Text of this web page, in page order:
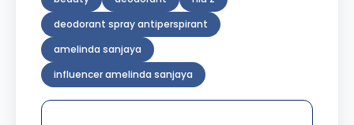
deodorant spray antiperspirant
amelinda sanjaya
influencer amelinda sanjaya